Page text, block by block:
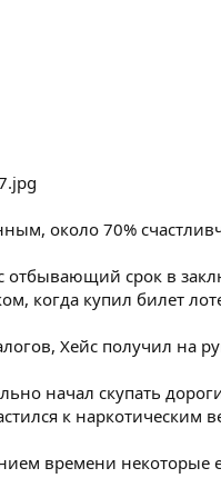
около 70%
отбывающий срок в
когда купил билет
Хейс получил на
начал скупать
к наркотическим
времени